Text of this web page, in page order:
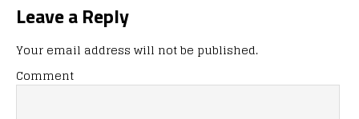
Leave a Reply
Your email address will not be published.
Comment